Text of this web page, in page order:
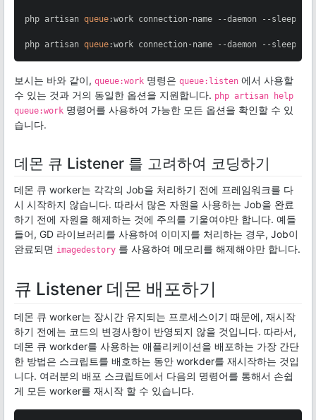
php artisan queue :work connection-name --daemon --sleep=
php artisan queue :work connection-name --daemon --sleep=
보시는 바와 같이, queue:work 명령은 queue:listen 에서 사용할
수 있는 것과 거의 동일한 옵션을 지원합니다. php artisan help
queue:work 명령어를 사용하여 가능한 모든 옵션을 확인할 수 있
습니다.
데몬 큐 Listener 를 고려하여 코딩하기
데몬 큐 worker는 각각의 Job을 처리하기 전에 프레임워크를 다
시 시작하지 않습니다. 따라서 많은 자원을 사용하는 Job을 완료
하기 전에 자원을 해제하는 것에 주의를 기울여야만 합니다. 예들
들어, GD 라이브러리를 사용하여 이미지를 처리하는 경우, Job이
완료되면 imagedestory 를 사용하여 메모리를 해제해야만 합니다.
큐 Listener 데몬 배포하기
데몬 큐 worker는 장시간 유지되는 프로세스이기 때문에, 재시작
하기 전에는 코드의 변경사항이 반영되지 않을 것입니다. 따라서,
데몬 큐 workder를 사용하는 애플리케이션을 배포하는 가장 간단
한 방법은 스크립트를 배호하는 동안 workder를 재시작하는 것입
니다. 여러분의 배포 스크립트에서 다음의 명령어를 통해서 손쉽
게 모든 worker를 재시작 할 수 있습니다.